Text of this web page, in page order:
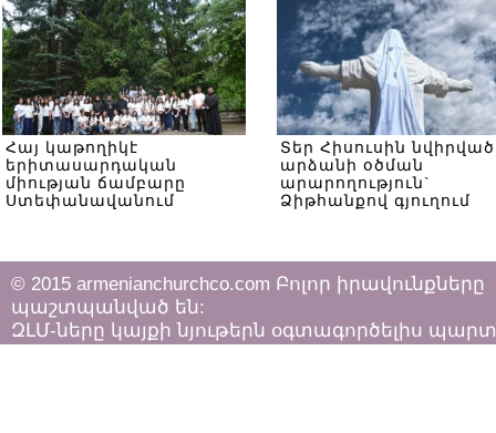
Հայ կաթողիկէ
երիտասարդական
միության ճամբարը
Ստեփանավանում
Տեր Հիսուսին նվիրված
արձանի օծման
արարողություն`
Ձիթհանքով գյուղում
© 2015 armenianchurchco.com Բոլոր իրավունքները
պաշտպանված են:
ԶԼՄ-ները կայքի նյութերն օգտագործելիս